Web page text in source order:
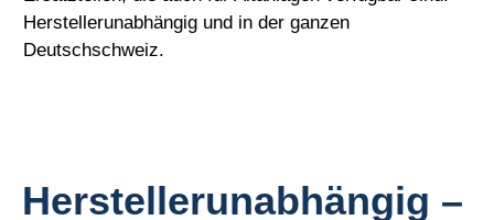
Herstellerunabhängig und in der ganzen
Deutschschweiz.
Herstellerunabhängig –